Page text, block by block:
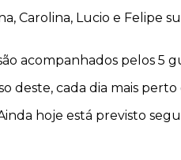
Carolina, Lucio e Felipe
acompanhados pelos 5
deste, cada dia mais perto
hoje está previsto